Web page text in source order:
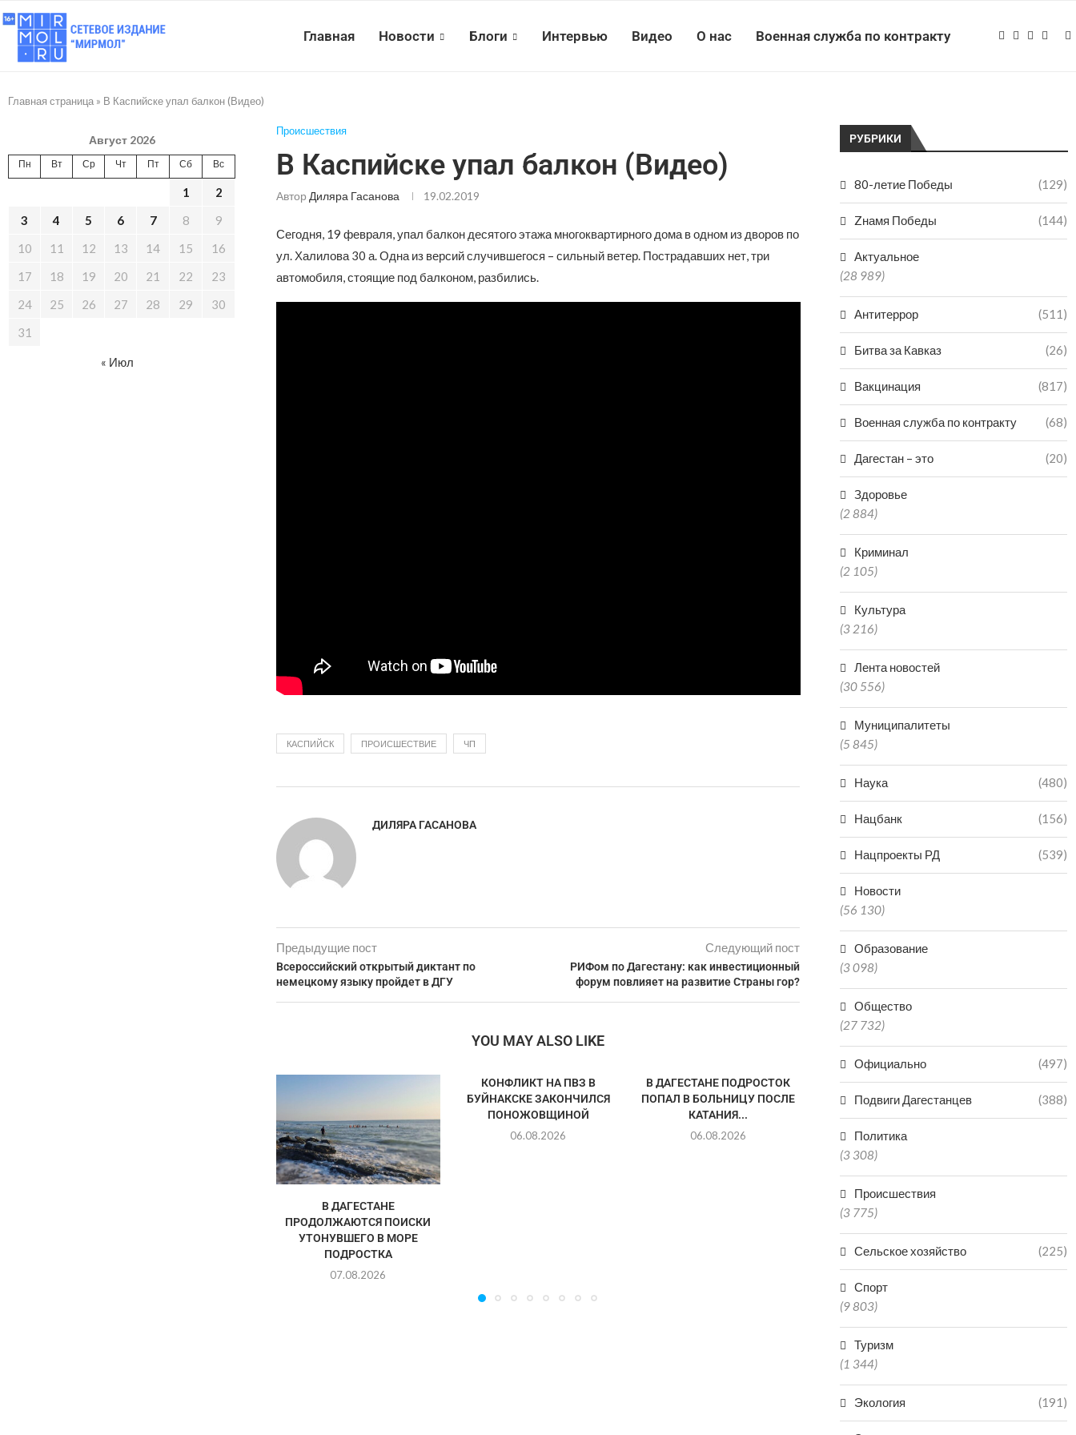
Главная Новости Блоги Интервью Видео О нас Военная служба по контракту
Главная страница » В Каспийске упал балкон (Видео)
Происшествия
В Каспийске упал балкон (Видео)
Автор Диляра Гасанова 19.02.2019
Сегодня, 19 февраля, упал балкон десятого этажа многоквартирного дома в одном из дворов по
ул. Халилова 30 а. Одна из версий случившегося – сильный ветер. Пострадавших нет, три
автомобиля, стоящие под балконом, разбились.
КАСПИЙСК ПРОИСШЕСТВИЕ ЧП
ДИЛЯРА ГАСАНОВА
Предыдущие пост
Всероссийский открытый диктант по
немецкому языку пройдет в ДГУ
Следующий пост
РИФом по Дагестану: как инвестиционный
форум повлияет на развитие Страны гор?
YOU MAY ALSO LIKE
В ДАГЕСТАНЕ
ПРОДОЛЖАЮТСЯ ПОИСКИ
УТОНУВШЕГО В МОРЕ
ПОДРОСТКА
07.08.2026
КОНФЛИКТ НА ПВЗ В
БУЙНАКСКЕ ЗАКОНЧИЛСЯ
ПОНОЖОВЩИНОЙ
06.08.2026
В ДАГЕСТАНЕ ПОДРОСТОК
ПОПАЛ В БОЛЬНИЦУ ПОСЛЕ
КАТАНИЯ...
06.08.2026
В МАХАЧКАЛЕ ЖЕНЩИНА
РАНИЛА СОТРУДНИКА
ГОСАВТОИНСПЕКЦИИ
06.08.2026
ДВА
В ХОДЕ
РУБРИКИ
80-летие Победы (129)
Zнамя Победы (144)
Актуальное
(28 989)
Антитеррор (511)
Битва за Кавказ (26)
Вакцинация (817)
Военная служба по контракту (68)
Дагестан – это (20)
Здоровье
(2 884)
Криминал
(2 105)
Культура
(3 216)
Лента новостей
(30 556)
Муниципалитеты
(5 845)
Наука (480)
Нацбанк (156)
Нацпроекты РД (539)
Новости
(56 130)
Образование
(3 098)
Общество
(27 732)
Официально (497)
Подвиги Дагестанцев (388)
Политика
(3 308)
Происшествия
(3 775)
Сельское хозяйство (225)
Спорт
(9 803)
Туризм
(1 344)
Экология (191)
Август 2026
Пн Вт Ср Чт Пт Сб Вс
1
2
3
4 5 6 7 8
9
10
11 12 13 14 15
16
17
18 19 20 21 22
23
24
25 26 27 28 29
30
31
« Июл